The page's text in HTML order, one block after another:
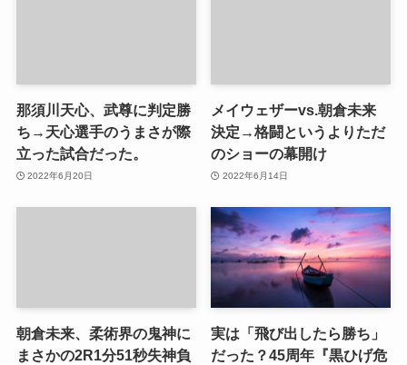
那須川天心、武尊に判定勝
ち→天心選手のうまさが際
立った試合だった。
2022年6月20日
メイウェザーvs.朝倉未来
決定→格闘というよりただ
のショーの幕開け
2022年6月14日
朝倉未来、柔術界の鬼神に
まさかの2R1分51秒失神負
実は「飛び出したら勝ち」
だった？45周年『黒ひげ危